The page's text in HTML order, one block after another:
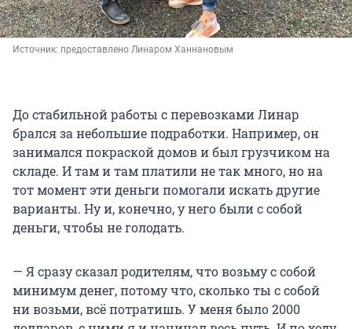
Источник: предоставлено Линаром Ханнановым
До стабильной работы с перевозками Линар
брался за небольшие подработки. Например, он
занимался покраской домов и был грузчиком на
складе. И там и там платили не так много, но на
тот момент эти деньги помогали искать другие
варианты. Ну и, конечно, у него были с собой
деньги, чтобы не голодать.
— Я сразу сказал родителям, что возьму с собой
минимум денег, потому что, сколько ты с собой
ни возьми, всё потратишь. У меня было 2000